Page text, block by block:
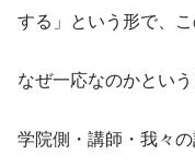
する」という形で、
なぜ一応なのかという
学院側・講師・我々の